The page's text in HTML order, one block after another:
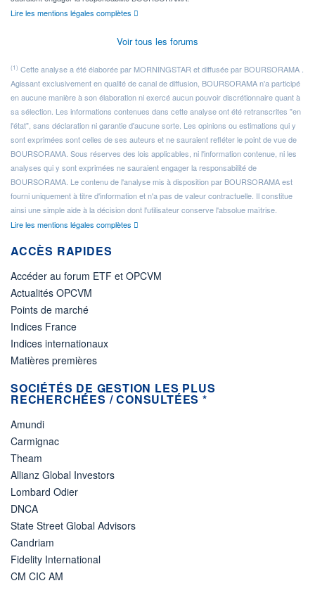
Lire les mentions légales complètes
Voir tous les forums
(1) Cette analyse a été élaborée par MORNINGSTAR et diffusée par BOURSORAMA .
Agissant exclusivement en qualité de canal de diffusion, BOURSORAMA n'a participé
en aucune manière à son élaboration ni exercé aucun pouvoir discrétionnaire quant à
sa sélection. Les informations contenues dans cette analyse ont été retranscrites "en
l'état", sans déclaration ni garantie d'aucune sorte. Les opinions ou estimations qui y
sont exprimées sont celles de ses auteurs et ne sauraient refléter le point de vue de
BOURSORAMA. Sous réserves des lois applicables, ni l'information contenue, ni les
analyses qui y sont exprimées ne sauraient engager la responsabilité de
BOURSORAMA. Le contenu de l'analyse mis à disposition par BOURSORAMA est
fourni uniquement à titre d'information et n'a pas de valeur contractuelle. Il constitue
ainsi une simple aide à la décision dont l'utilisateur conserve l'absolue maîtrise.
Lire les mentions légales complètes
ACCÈS RAPIDES
Accéder au forum ETF et OPCVM
Actualités OPCVM
Points de marché
Indices France
Indices internationaux
Matières premières
SOCIÉTÉS DE GESTION LES PLUS
RECHERCHÉES / CONSULTÉES *
Amundi
Carmignac
Theam
Allianz Global Investors
Lombard Odier
DNCA
State Street Global Advisors
Candriam
Fidelity International
CM CIC AM